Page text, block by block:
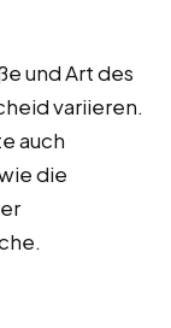
und Art des
variieren.
auch
die